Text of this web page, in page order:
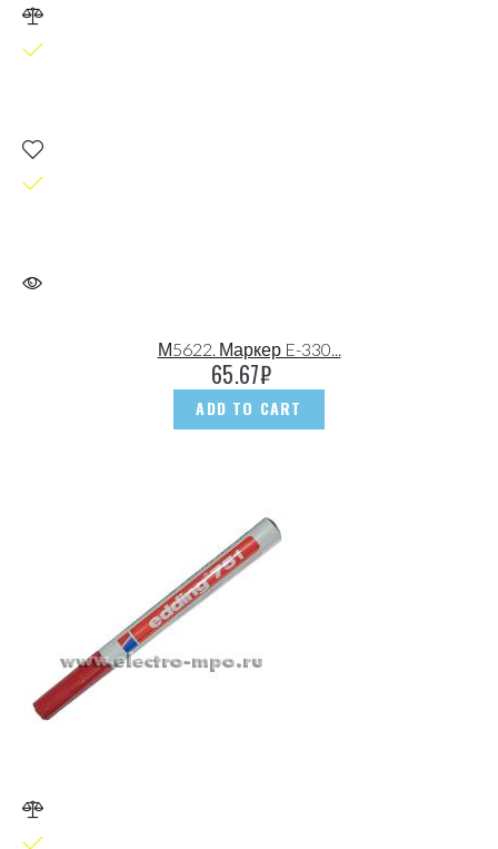
М5622. Маркер E-330...
65.67₽
ADD TO CART